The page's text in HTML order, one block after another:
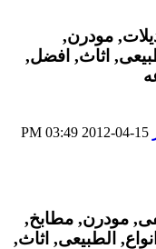
03:49 PM